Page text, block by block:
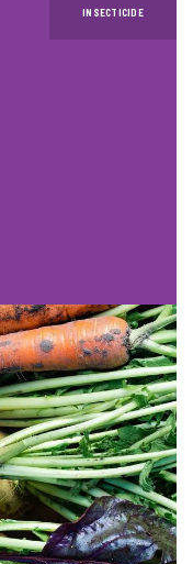
INSECTICIDE